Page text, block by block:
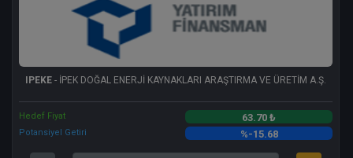
IPEKE - İPEK DOĞAL ENERJİ KAYNAKLARI ARAŞTIRMA VE ÜRETİM A.Ş.
Hedef Fiyat 63.70 ₺
Potansiyel Getiri %-15.68